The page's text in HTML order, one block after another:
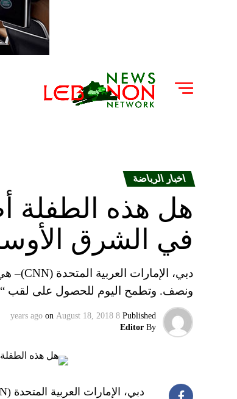
اخبار الرياضة
هل هذه الطفلة
في الشرق
ونصف. وتطمح اليوم للحصول على لقب
Published
8 years ago
on August 18, 2018
By
Editor